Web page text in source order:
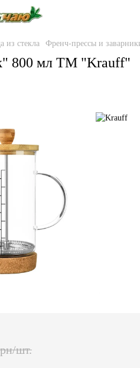
из стекла Френч-прессы и
800 мл ТМ "Krauff"
шт.